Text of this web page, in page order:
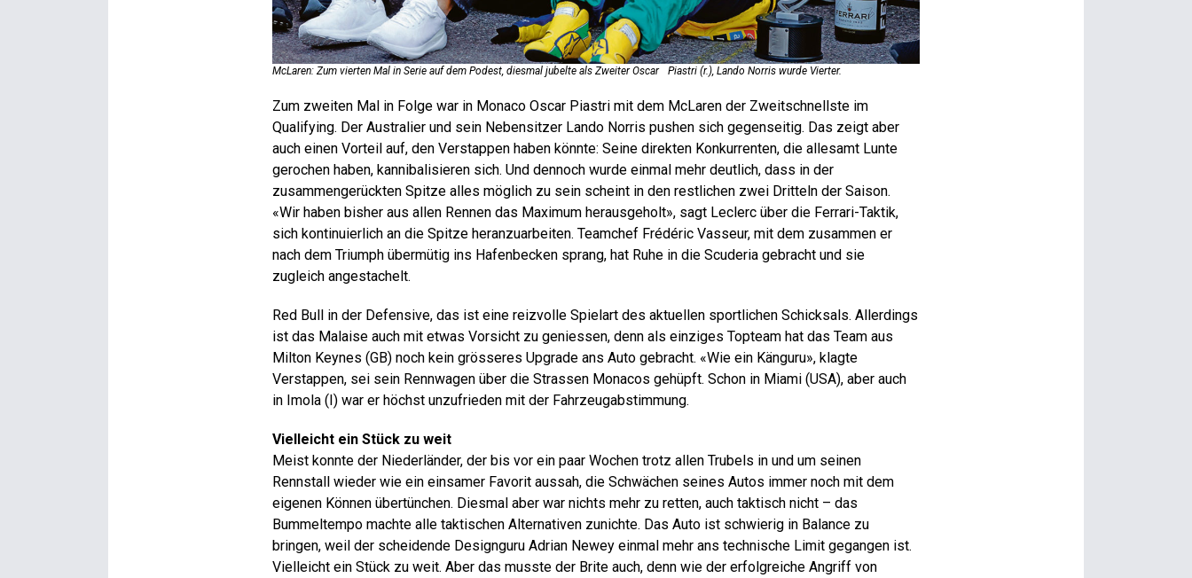
McLaren: Zum vierten Mal in Serie auf dem Podest, diesmal jubelte als Zweiter Oscar Piastri (r.), Lando Norris wurde Vierter.
Zum zweiten Mal in Folge war in Monaco Oscar Piastri mit dem McLaren der Zweitschnellste im
Qualifying. Der Australier und sein Nebensitzer Lando Norris pushen sich gegenseitig. Das zeigt aber
auch einen Vorteil auf, den Verstappen haben könnte: Seine direkten Konkurrenten, die allesamt Lunte
gerochen haben, kannibalisieren sich. Und dennoch wurde einmal mehr deutlich, dass in der
zusammengerückten Spitze alles möglich zu sein scheint in den restlichen zwei Dritteln der Saison.
«Wir haben bisher aus allen Rennen das Maximum herausgeholt», sagt Leclerc über die Ferrari-Taktik,
sich kontinuierlich an die Spitze heranzuarbeiten. Teamchef Frédéric Vasseur, mit dem zusammen er
nach dem Triumph übermütig ins Hafenbecken sprang, hat Ruhe in die Scuderia gebracht und sie
zugleich angestachelt.
Red Bull in der Defensive, das ist eine reizvolle Spielart des aktuellen sportlichen Schicksals. Allerdings
ist das Malaise auch mit etwas Vorsicht zu geniessen, denn als einziges Topteam hat das Team aus
Milton Keynes (GB) noch kein grösseres Upgrade ans Auto gebracht. «Wie ein Känguru», klagte
Verstappen, sei sein Rennwagen über die Strassen Monacos gehüpft. Schon in Miami (USA), aber auch
in Imola (I) war er höchst unzufrieden mit der Fahrzeugabstimmung.
Vielleicht ein Stück zu weit
Meist konnte der Niederländer, der bis vor ein paar Wochen trotz allen Trubels in und um seinen
Rennstall wieder wie ein einsamer Favorit aussah, die Schwächen seines Autos immer noch mit dem
eigenen Können übertünchen. Diesmal aber war nichts mehr zu retten, auch taktisch nicht – das
Bummeltempo machte alle taktischen Alternativen zunichte. Das Auto ist schwierig in Balance zu
bringen, weil der scheidende Designguru Adrian Newey einmal mehr ans technische Limit gegangen ist.
Vielleicht ein Stück zu weit. Aber das musste der Brite auch, denn wie der erfolgreiche Angriff von